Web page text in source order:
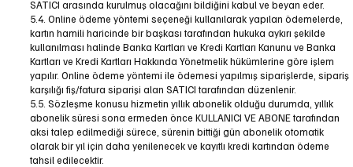
SATICI arasında kurulmuş olacağını bildiğini kabul ve beyan eder.
5.4. Online ödeme yöntemi seçeneği kullanılarak yapılan ödemelerde,
kartın hamili haricinde bir başkası tarafından hukuka aykırı şekilde
kullanılması halinde Banka Kartları ve Kredi Kartları Kanunu ve Banka
Kartları ve Kredi Kartları Hakkında Yönetmelik hükümlerine göre işlem
yapılır. Online ödeme yöntemi ile ödemesi yapılmış siparişlerde, sipariş
karşılığı fiş/fatura siparişi alan SATICI tarafından düzenlenir.
5.5. Sözleşme konusu hizmetin yıllık abonelik olduğu durumda, yıllık
abonelik süresi sona ermeden önce KULLANICI VE ABONE tarafından
aksi talep edilmediği sürece, sürenin bittiği gün abonelik otomatik
olarak bir yıl için daha yenilenecek ve kayıtlı kredi kartından ödeme
tahsil edilecektir.